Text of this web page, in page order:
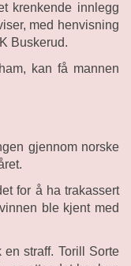
krenkende innlegg
med henvisning
Buskerud.
kan få mannen
gjennom norske
for å ha trakassert
ble kjent med
straff. Torill Sorte